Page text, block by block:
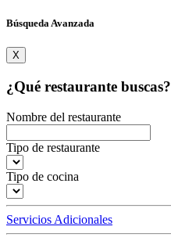
Búsqueda Avanzada
X
¿Qué restaurante buscas?
Nombre del restaurante
Tipo de restaurante
Tipo de cocina
Servicios Adicionales